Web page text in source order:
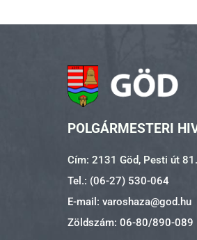
POLGÁRMESTERI
Cím: 2131 Göd, Pesti út 81.
Tel.: (06-27) 530-064
E-mail: varoshaza@god.hu
Zöldszám: 06-80/890-089